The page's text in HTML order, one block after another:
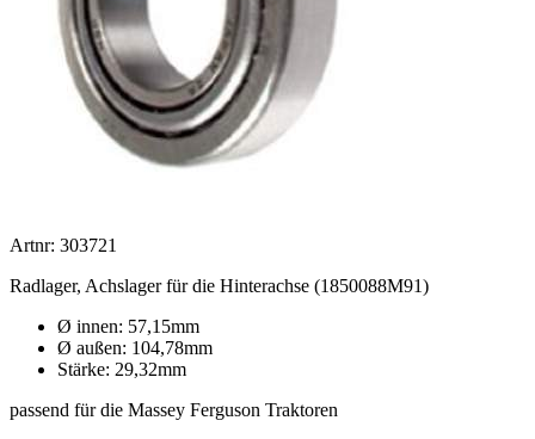
Artnr: 303721
Radlager, Achslager für die Hinterachse (1850088M91)
Ø innen: 57,15mm
Ø außen: 104,78mm
Stärke: 29,32mm
passend für die Massey Ferguson Traktoren